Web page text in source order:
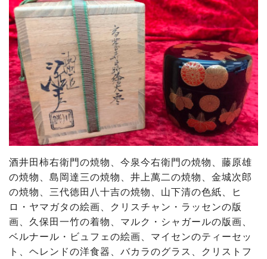
酒井田柿右衛門の焼物、今泉今右衛門の焼物、藤原雄
の焼物、島岡達三の焼物、井上萬二の焼物、金城次郎
の焼物、三代徳田八十吉の焼物、山下清の色紙、ヒ
ロ・ヤマガタの絵画、クリスチャン・ラッセンの版
画、久保田一竹の着物、マルク・シャガールの版画、
ベルナール・ビュフェの絵画、マイセンのティーセッ
ト、ヘレンドの洋食器、バカラのグラス、クリストフ